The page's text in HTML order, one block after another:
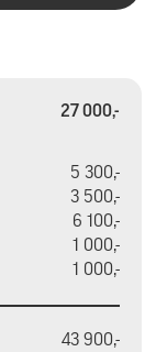
27 000,-
5 300,-
3 500,-
6 100,-
1 000,-
1 000,-
43 900,-